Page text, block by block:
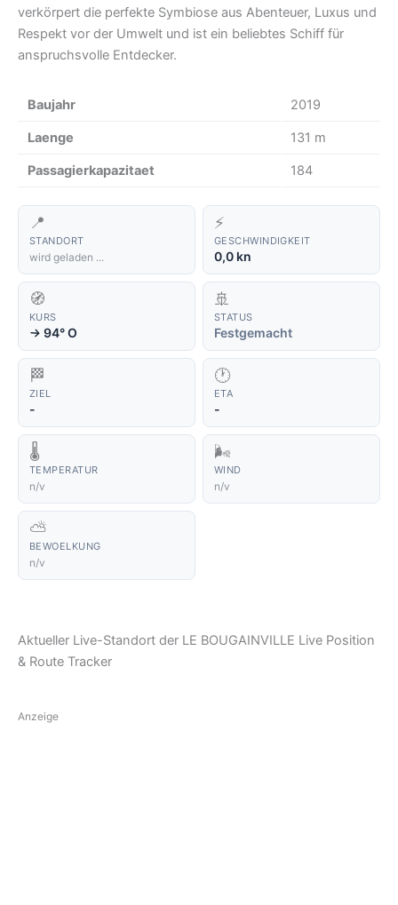
verkörpert die perfekte Symbiose aus Abenteuer, Luxus und
Respekt vor der Umwelt und ist ein beliebtes Schiff für
anspruchsvolle Entdecker.
Baujahr 2019
Laenge 131 m
Passagierkapazitaet 184
📍
STANDORT
wird geladen ...
⚡
GESCHWINDIGKEIT
0,0 kn
🧭
KURS
↑ 94° O
🚢
STATUS
Festgemacht
🏁
ZIEL
-
🕐
ETA
-
🌡️
TEMPERATUR
n/v
🌬️
WIND
n/v
⛅
BEWOELKUNG
n/v
Aktueller Live-Standort der LE BOUGAINVILLE Live Position
& Route Tracker
Anzeige